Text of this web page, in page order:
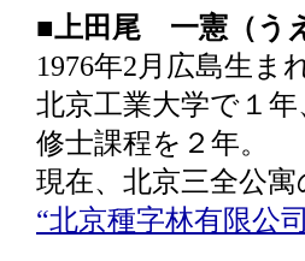
■上田尾 一憲（う
1976年2月広島生ま
北京工業大学で１
修士課程を２年。
現在、北京三全公
“北京種字林有限公